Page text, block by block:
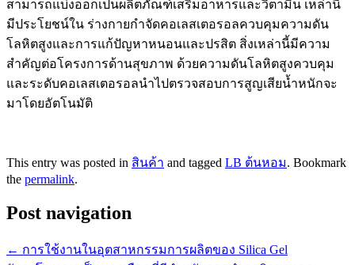
สามารถแบ่งออกเป็นผลิตภัณฑ์เสริมอาหารและวิตามิน เหล่านี้
มีประโยชน์ใน ร่างกายกำจัดคอเลสเตอรอลควบคุมความดัน
โลหิตสูงและการแก้ปัญหาหนอนและปรสิต สิ่งเหล่านี้มีความ
สำคัญต่อโครงการด้านสุขภาพ ด้วยความดันโลหิตสูงควบคุม
และระดับคอเลสเตอรอลนำไปตรวจสอบการสูญเสียน้ำหนักจะ
มาโดยอัตโนมัติ
This entry was posted in สินค้า and tagged LB ต้นหอม. Bookmark
the permalink.
Post navigation
← การใช้งานในอุตสาหกรรมการผลิตของ Silica Gel